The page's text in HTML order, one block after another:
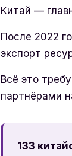
Китай —
После 2022
экспорт
Всё это
партнёрами
133